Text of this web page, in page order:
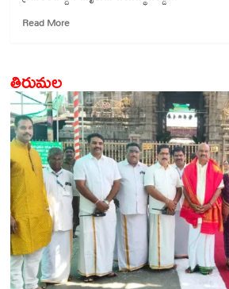
Read MoreRead
మరణంపై
తప్పుడు
కథనాలు
వద్దని
తండ్రి
విజ్ఞప్తి
తిరుమల